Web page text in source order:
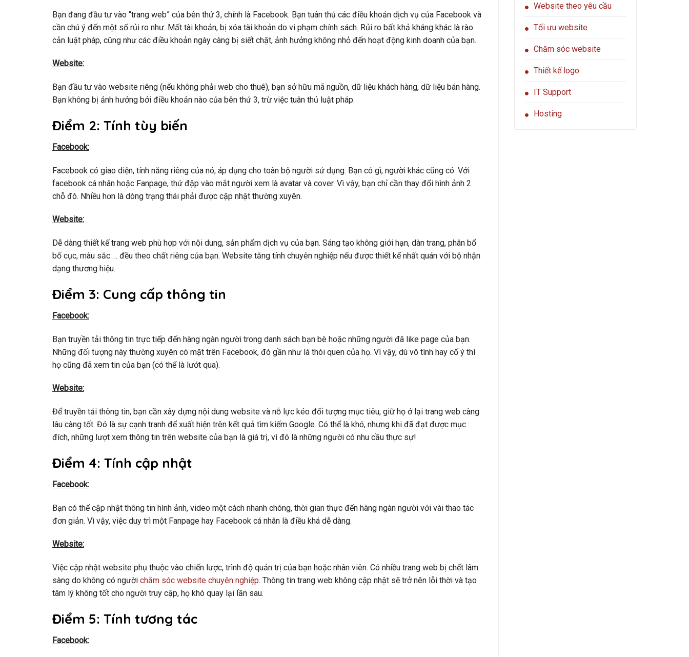
Bạn đang đầu tư vào “trang web” của bên thứ 3, chính là Facebook. Bạn tuân thủ các điều khoản dịch vụ của Facebook và
cần chú ý đến một số rủi ro như: Mất tài khoản, bị xóa tài khoản do vi phạm chính sách. Rủi ro bất khả kháng khác là rào
cản luật pháp, cũng như các điều khoản ngày càng bị siết chặt, ảnh hưởng không nhỏ đến hoạt động kinh doanh của bạn.
Website:
Bạn đầu tư vào website riêng (nếu không phải web cho thuê), bạn sở hữu mã nguồn, dữ liệu khách hàng, dữ liệu bán hàng.
Bạn không bị ảnh hưởng bởi điều khoản nào của bên thứ 3, trừ việc tuân thủ luật pháp.
Điểm 2: Tính tùy biến
Facebook:
Facebook có giao diện, tính năng riêng của nó, áp dụng cho toàn bộ người sử dụng. Bạn có gì, người khác cũng có. Với
facebook cá nhân hoặc Fanpage, thứ đập vào mắt người xem là avatar và cover. Vì vậy, bạn chỉ cần thay đổi hình ảnh 2
chỗ đó. Nhiều hơn là dòng trạng thái phải được cập nhật thường xuyên.
Website:
Dễ dàng thiết kế trang web phù hợp với nội dung, sản phẩm dịch vụ của bạn. Sáng tạo không giới hạn, dàn trang, phân bổ
bố cục, màu sắc … đều theo chất riêng của bạn. Website tăng tính chuyên nghiệp nếu được thiết kế nhất quán với bộ nhận
dạng thương hiệu.
Điểm 3: Cung cấp thông tin
Facebook:
Bạn truyền tải thông tin trực tiếp đến hàng ngàn người trong danh sách bạn bè hoặc những người đã like page của bạn.
Những đối tượng này thường xuyên có mặt trên Facebook, đó gần như là thói quen của họ. Vì vậy, dù vô tình hay cố ý thì
họ cũng đã xem tin của bạn (có thể là lướt qua).
Website:
Để truyền tải thông tin, bạn cần xây dựng nội dung website và nỗ lực kéo đối tượng mục tiêu, giữ họ ở lại trang web càng
lâu càng tốt. Đó là sự cạnh tranh để xuất hiện trên kết quả tìm kiếm Google. Có thể là khó, nhưng khi đã đạt được mục
đích, những lượt xem thông tin trên website của bạn là giá trị, vì đó là những người có nhu cầu thực sự!
Điểm 4: Tính cập nhật
Facebook:
Bạn có thể cập nhật thông tin hình ảnh, video một cách nhanh chóng, thời gian thực đến hàng ngàn người với vài thao tác
đơn giản. Vì vậy, việc duy trì một Fanpage hay Facebook cá nhân là điều khá dễ dàng.
Website:
Việc cập nhật website phụ thuộc vào chiến lược, trình độ quản trị của bạn hoặc nhân viên. Có nhiều trang web bị chết lâm
sàng do không có người chăm sóc website chuyên nghiệp. Thông tin trang web không cập nhật sẽ trở nên lỗi thời và tạo
tâm lý không tốt cho người truy cập, họ khó quay lại lần sau.
Điểm 5: Tính tương tác
Facebook:
Website theo yêu cầu
Tối ưu website
Chăm sóc website
Thiết kế logo
IT Support
Hosting